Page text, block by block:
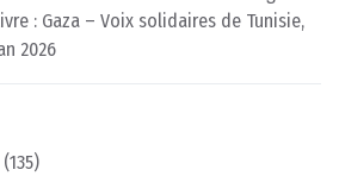
: Gaza – Voix solidaires de Tunisie,
2026
(135)